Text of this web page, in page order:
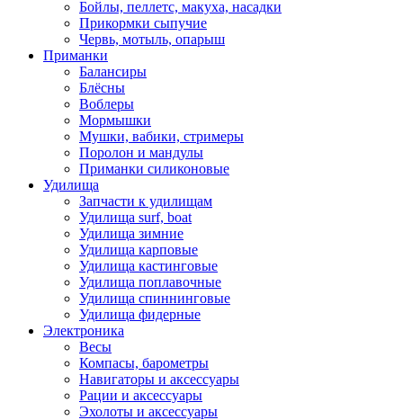
Бойлы, пеллетс, макуха, насадки
Прикормки сыпучие
Червь, мотыль, опарыш
Приманки
Балансиры
Блёсны
Воблеры
Мормышки
Мушки, вабики, стримеры
Поролон и мандулы
Приманки силиконовые
Удилища
Запчасти к удилищам
Удилища surf, boat
Удилища зимние
Удилища карповые
Удилища кастинговые
Удилища поплавочные
Удилища спиннинговые
Удилища фидерные
Электроника
Весы
Компасы, барометры
Навигаторы и аксессуары
Рации и аксессуары
Эхолоты и аксессуары